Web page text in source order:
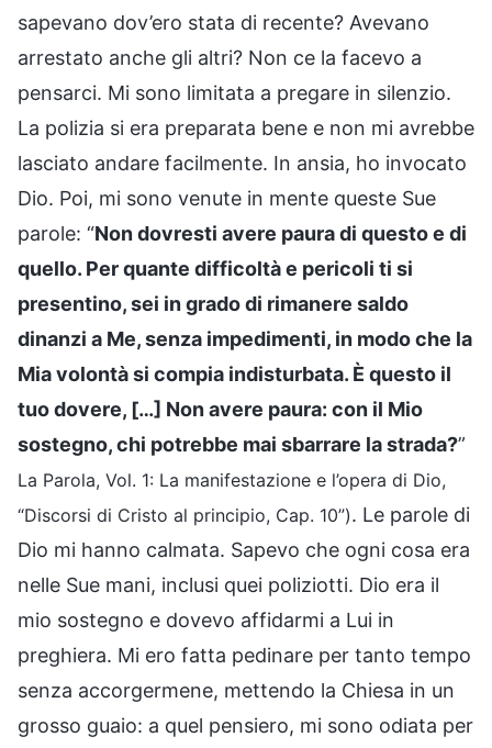
sapevano dov’ero stata di recente? Avevano
arrestato anche gli altri? Non ce la facevo a
pensarci. Mi sono limitata a pregare in silenzio.
La polizia si era preparata bene e non mi avrebbe
lasciato andare facilmente. In ansia, ho invocato
Dio. Poi, mi sono venute in mente queste Sue
parole: “Non dovresti avere paura di questo e di
quello. Per quante difficoltà e pericoli ti si
presentino, sei in grado di rimanere saldo
dinanzi a Me, senza impedimenti, in modo che la
Mia volontà si compia indisturbata. È questo il
tuo dovere, […] Non avere paura: con il Mio
sostegno, chi potrebbe mai sbarrare la strada?”
La Parola, Vol. 1: La manifestazione e l’opera di Dio,
“Discorsi di Cristo al principio, Cap. 10”). Le parole di
Dio mi hanno calmata. Sapevo che ogni cosa era
nelle Sue mani, inclusi quei poliziotti. Dio era il
mio sostegno e dovevo affidarmi a Lui in
preghiera. Mi ero fatta pedinare per tanto tempo
senza accorgermene, mettendo la Chiesa in un
grosso guaio: a quel pensiero, mi sono odiata per